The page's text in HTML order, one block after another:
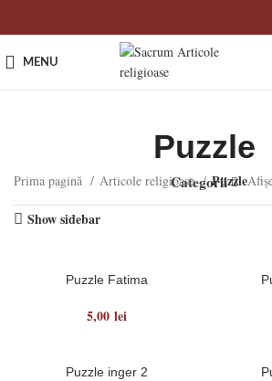
MENU
Puzzle
Categorii
Prima pagină Articole religioase Puzzle
Show sidebar
Puzzle Fatima
5,00 lei
Puzzle inger 2